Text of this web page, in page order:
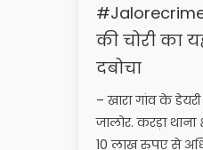
की चोरी का
दबोचा
– खारा गांव के
जालोर. करड़ा थाना
10 लाख रुपए से